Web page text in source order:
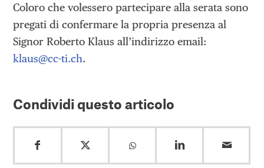
Coloro che volessero partecipare alla serata sono
pregati di confermare la propria presenza al
Signor Roberto Klaus all’indirizzo email:
klaus@cc-ti.ch.
Condividi questo articolo